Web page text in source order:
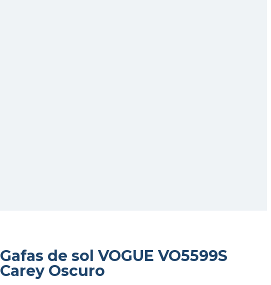
Gafas de sol VOGUE VO5599S
Carey Oscuro